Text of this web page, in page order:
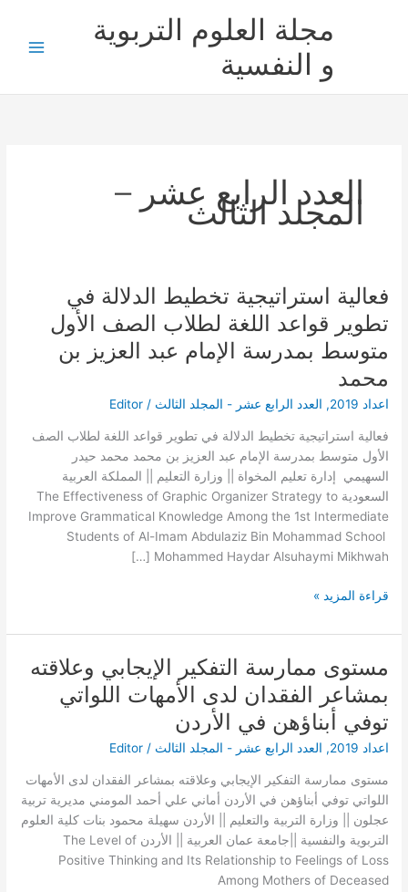
مجلة العلوم التربوية
و النفسية
العدد الرابع عشر –
المجلد الثالث
فعالية استراتيجية تخطيط الدلالة في
تطوير قواعد اللغة لطلاب الصف الأول
متوسط بمدرسة الإمام عبد العزيز بن
محمد
اعداد 2019 , العدد الرابع عشر - المجلد الثالث /
Editor
فعالية استراتيجية تخطيط الدلالة في تطوير قواعد اللغة لطلاب الصف
الأول متوسط بمدرسة الإمام عبد العزيز بن محمد محمد حيدر
السهيمي إدارة تعليم المخواة || وزارة التعليم || المملكة العربية
السعودية The Effectiveness of Graphic Organizer Strategy to
Improve Grammatical Knowledge Among the 1st Intermediate
Students of Al-Imam Abdulaziz Bin Mohammad School
Mohammed Haydar Alsuhaymi Mikhwah […]
فعالية
استراتيجية
تخطيط
الدلالة
قواعد
اللغة
لطلاب
الصف
الأول
متوسط
بمدرسة
الإمام
بن
قراءة المزيد »
مستوى ممارسة التفكير الإيجابي وعلاقته
بمشاعر الفقدان لدى الأمهات اللواتي
توفي أبناؤهن في الأردن
اعداد 2019 , العدد الرابع عشر - المجلد الثالث /
Editor
مستوى ممارسة التفكير الإيجابي وعلاقته بمشاعر الفقدان لدى الأمهات
اللواتي توفي أبناؤهن في الأردن أماني علي أحمد المومني مديرية تربية
عجلون || وزارة التربية والتعليم || الأردن سهيلة محمود بنات كلية العلوم
التربوية والنفسية ||جامعة عمان العربية || الأردن The Level of
Positive Thinking and Its Relationship to Feelings of Loss
Among Mothers of Deceased
مستوى
ممارسة
التفكير
الإيجابي
وعلاقته
الفقدان
لدى
الأمهات
اللواتي
توفي
أبناؤهن